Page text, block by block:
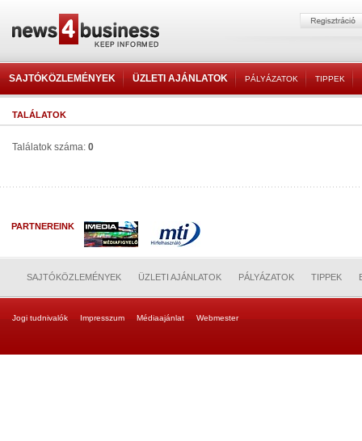
SAJTÓKÖZLEMÉNYEK ÜZLETI AJÁNLATOK PÁLYÁZATOK TIPPEK
TALÁLATOK
Találatok száma: 0
PARTNEREINK
SAJTÓKÖZLEMÉNYEK ÜZLETI AJÁNLATOK PÁLYÁZATOK TIPPEK
Jogi tudnivalók Impresszum Médiaajánlat Webmester